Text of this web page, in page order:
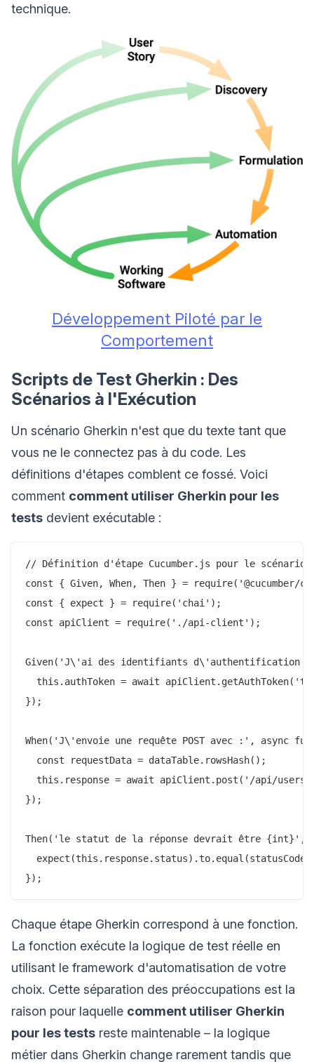
technique.
Développement Piloté par le
Comportement
Scripts de Test Gherkin : Des
Scénarios à l'Exécution
Un scénario Gherkin n'est que du texte tant que
vous ne le connectez pas à du code. Les
définitions d'étapes comblent ce fossé. Voici
comment comment utiliser Gherkin pour les
tests devient exécutable :
// Définition d'étape Cucumber.js pour le scénario
const { Given, When, Then } = require('@cucumber/
const { expect } = require('chai');
const apiClient = require('./api-client');
Given('J\'ai des identifiants d\'authentification
this.authToken = await
});
When('J\'envoie une requête POST avec :', async
  const requestData = dataTable.rowsHash();
this.response = await apiClient.post('/api/
});
Then('le statut de la réponse devrait être {int}',
Chaque étape Gherkin correspond à une fonction.
La fonction exécute la logique de test réelle en
utilisant le framework d'automatisation de votre
choix. Cette séparation des préoccupations est la
raison pour laquelle comment utiliser Gherkin
pour les tests reste maintenable – la logique
métier dans Gherkin change rarement tandis que